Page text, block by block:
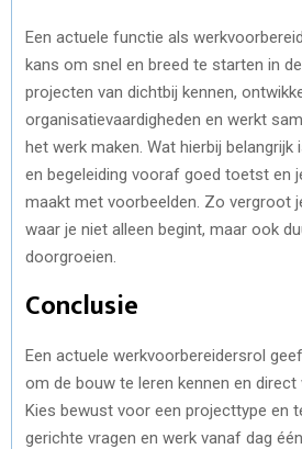
Een actuele functie als
kans om snel en breed te starten in
projecten van dichtbij kennen,
organisatievaardigheden en werkt
het werk maken. Wat hierbij belangrijk
en begeleiding vooraf goed toetst en
maakt met voorbeelden. Zo vergroot
waar je niet alleen begint, maar ook
doorgroeien.
Conclusie
Een actuele werkvoorbereidersrol
om de bouw te leren kennen en direct
Kies bewust voor een projecttype en
gerichte vragen en werk vanaf dag